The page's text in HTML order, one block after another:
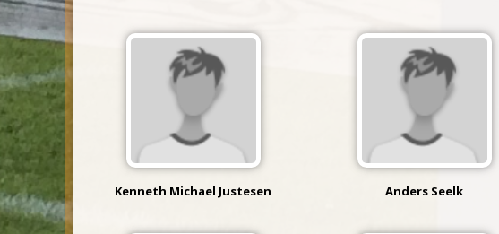
Kenneth Michael Justesen Anders Seelk